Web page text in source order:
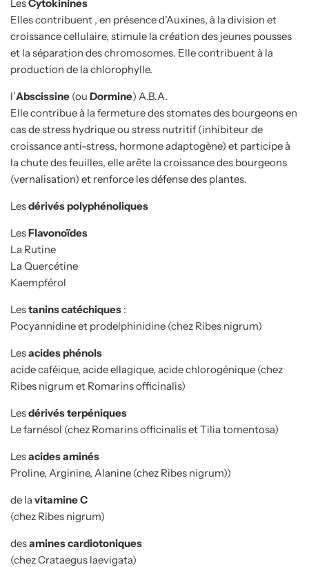
LesCytokinines
Elles contribuent , en présence d’Auxines, à la division et
croissance cellulaire, stimule la création des jeunes pousses
et la séparation des chromosomes. Elle contribuent à la
production de la chlorophylle.
l’Abscissine (ou Dormine) A.B.A.
Elle contribue à la fermeture des stomates des bourgeons en
cas de stress hydrique ou stress nutritif (inhibiteur de
croissance anti-stress, hormone adaptogène) et participe à
la chute des feuilles, elle arête la croissance des bourgeons
(vernalisation) et renforce les défense des plantes.
Lesdérivés polyphénoliques
LesFlavonoïdes
La Rutine
La Quercétine
Kaempférol
Lestanins catéchiques :
Pocyannidine et prodelphinidine (chez Ribes nigrum)
Lesacides phénols
acide caféique, acide ellagique, acide chlorogénique (chez
Ribes nigrum et Romarins officinalis)
Lesdérivés terpéniques
Le farnésol (chez Romarins officinalis et Tilia tomentosa)
Lesacides aminés
Proline, Arginine, Alanine (chez Ribes nigrum))
de la vitamine C
(chez Ribes nigrum)
desamines cardiotoniques
(chez Crataegus laevigata)